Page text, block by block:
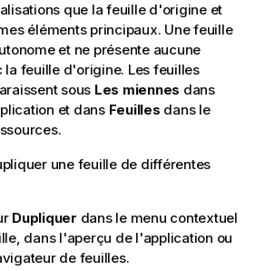
que la feuille d'origine et
éléments principaux. Une feuille
et ne présente aucune
la feuille d'origine. Les feuilles
sous Les miennes dans
et dans Feuilles dans le
une feuille de différentes
Dupliquer dans le menu contextuel
dans l'aperçu de l'application ou
de feuilles.